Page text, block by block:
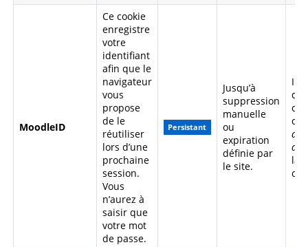
MoodleID
Ce cookie
enregistre
votre
identifiant
afin que le
navigateur
vous
propose
de le
réutiliser
lors d’une
prochaine
session.
Vous
n’aurez à
saisir que
votre mot
de passe.
Persistant
Jusqu’à
suppression
manuelle
ou
expiration
définie par
le site.
Il
du
la